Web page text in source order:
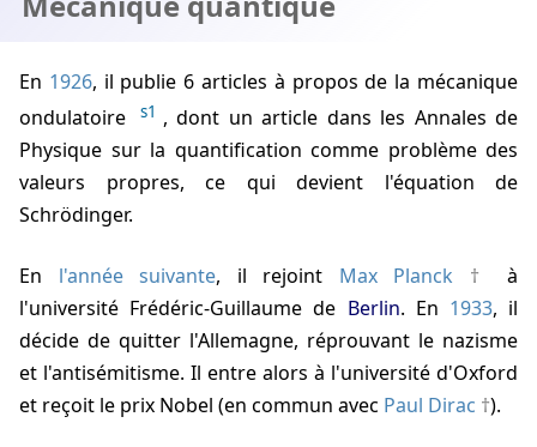
En 1926, il publie 6 articles à propos de la mécanique
ondulatoire
s1 , dont un article dans les Annales de
Physique sur la quantification comme problème des
valeurs propres, ce qui devient l'équation de
Schrödinger.
En l'année suivante, il rejoint Max Planck
à
l'université Frédéric-Guillaume de Berlin. En 1933, il
décide de quitter l'Allemagne, réprouvant le nazisme
et l'antisémitisme. Il entre alors à l'université d'Oxford
et reçoit le prix Nobel (en commun avec Paul Dirac ).